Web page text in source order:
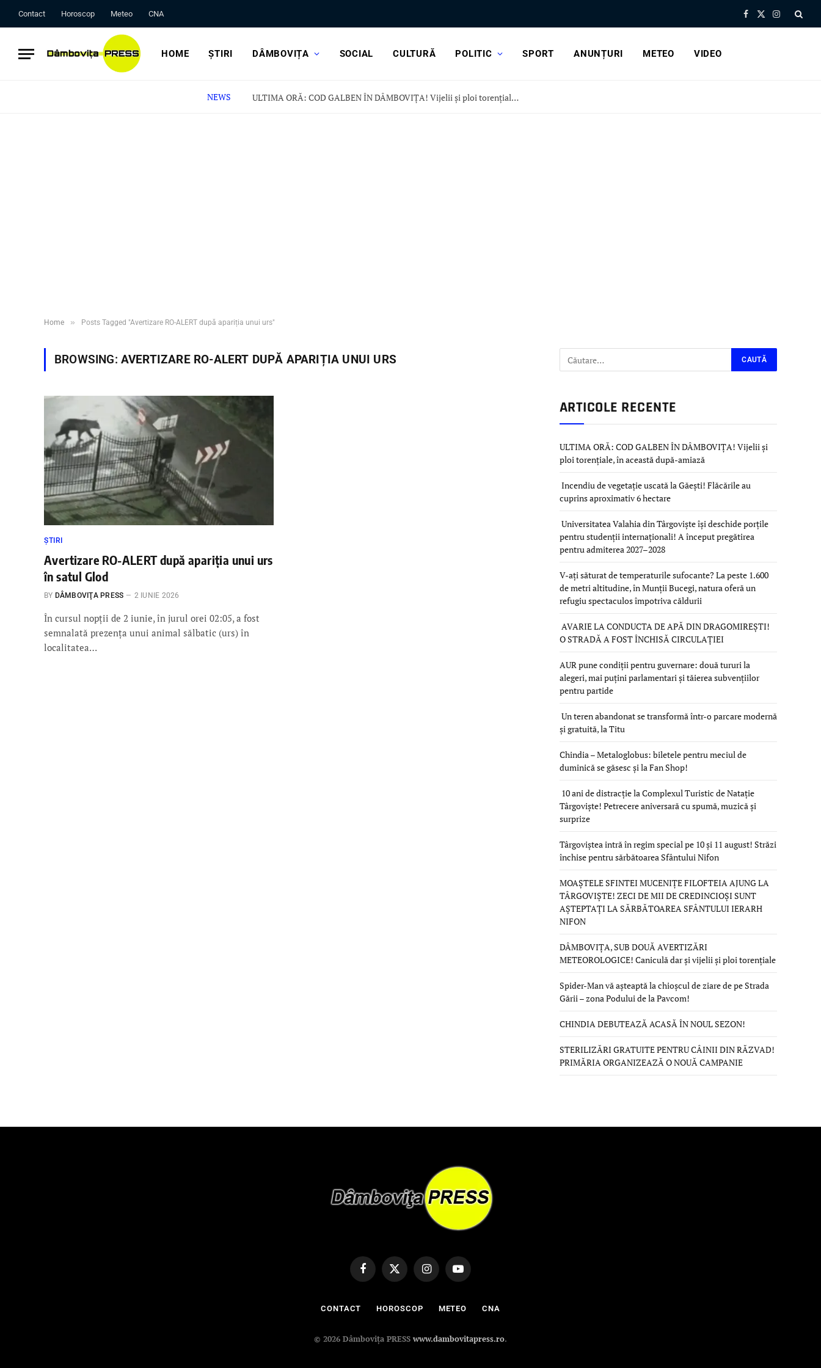
Contact Horoscop Meteo CNA Facebook
X
Instagram
HOME ȘTIRI DÂMBOVIȚA SOCIAL CULTURĂ POLITIC SPORT ANUNȚURI METEO VIDEO
NEWS ULTIMA ORĂ: COD GALBEN ÎN DÂMBOVIȚA! Vijelii și ploi torențiale, în această după-amiază
Home » Posts Tagged "Avertizare RO-ALERT după apariția unui urs"
BROWSING: AVERTIZARE RO-ALERT DUPĂ APARIȚIA UNUI URS
ȘTIRI
Avertizare RO-ALERT după apariția unui urs
în satul Glod
BY DÂMBOVIŢA PRESS 2 IUNIE 2026
În cursul nopții de 2 iunie, în jurul orei 02:05, a fost
semnalată prezența unui animal sălbatic (urs) în
localitatea…
ARTICOLE RECENTE
ULTIMA ORĂ: COD GALBEN ÎN DÂMBOVIȚA! Vijelii și
ploi torențiale, în această după-amiază
Incendiu de vegetație uscată la Găești! Flăcările au
cuprins aproximativ 6 hectare
Universitatea Valahia din Târgoviște își deschide porțile
pentru studenții internaționali! A început pregătirea
pentru admiterea 2027–2028
V-ați săturat de temperaturile sufocante? La peste 1.600
de metri altitudine, în Munții Bucegi, natura oferă un
refugiu spectaculos împotriva căldurii
AVARIE LA CONDUCTA DE APĂ DIN DRAGOMIREȘTI!
O STRADĂ A FOST ÎNCHISĂ CIRCULAȚIEI
AUR pune condiții pentru guvernare: două tururi la
alegeri, mai puțini parlamentari și tăierea subvențiilor
pentru partide
Un teren abandonat se transformă într-o parcare modernă
și gratuită, la Titu
Chindia – Metaloglobus: biletele pentru meciul de
duminică se găsesc și la Fan Shop!
10 ani de distracție la Complexul Turistic de Natație
Târgoviște! Petrecere aniversară cu spumă, muzică și
surprize
Târgoviștea intră în regim special pe 10 și 11 august! Străzi
închise pentru sărbătoarea Sfântului Nifon
MOAȘTELE SFINTEI MUCENIȚE FILOFTEIA AJUNG LA
TÂRGOVIȘTE! ZECI DE MII DE CREDINCIOȘI SUNT
AȘTEPTAȚI LA SĂRBĂTOAREA SFÂNTULUI IERARH
NIFON
DÂMBOVIȚA, SUB DOUĂ AVERTIZĂRI
METEOROLOGICE! Caniculă dar și vijelii și ploi torențiale
Spider-Man vă așteaptă la chioșcul de ziare de pe Strada
Gării – zona Podului de la Pavcom!
CHINDIA DEBUTEAZĂ ACASĂ ÎN NOUL SEZON!
STERILIZĂRI GRATUITE PENTRU CÂINII DIN RĂZVAD!
PRIMĂRIA ORGANIZEAZĂ O NOUĂ CAMPANIE
FacebookX
(Twitter)
InstagramYouTube
CONTACT HOROSCOP METEO CNA
© 2026 Dâmbovița PRESSwww.dambovitapress.ro.